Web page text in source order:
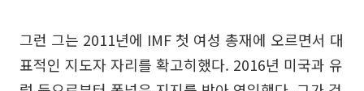
그런 그는 2011년에 IMF 첫 여성 총재에 오르면서 대
표적인 지도자 자리를 확고히했다. 2016년 미국과 유